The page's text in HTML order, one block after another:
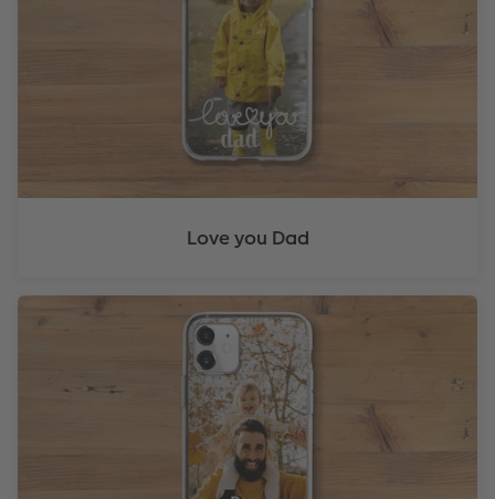
Love you Dad